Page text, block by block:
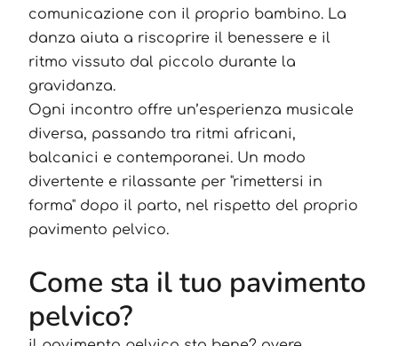
comunicazione con il proprio bambino. La
danza aiuta a riscoprire il benessere e il
ritmo vissuto dal piccolo durante la
gravidanza.
Ogni incontro offre un’esperienza musicale
diversa, passando tra ritmi africani,
balcanici e contemporanei. Un modo
divertente e rilassante per "rimettersi in
forma" dopo il parto, nel rispetto del proprio
pavimento pelvico.
Come sta il tuo pavimento
pelvico?